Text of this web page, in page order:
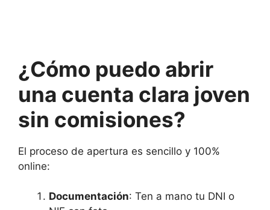
¿Cómo puedo abrir
una cuenta clara joven
sin comisiones?
El proceso de apertura es sencillo y 100%
online:
Documentación: Ten a mano tu DNI o